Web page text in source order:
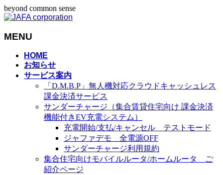
beyond common sense
MENU
HOME
お知らせ
サービス案内
「D.M.B.P」無人機対応クラウドキャッシュレス
課金決済サービス
サンダーチャージ（集合賃貸住宅向け 課金決済
機能付きEV充電システム）
充電開始/支払/キャンセル テストモード
ジャファデモ 全電源OFF
サンダーチャージ利用規約
集合住宅向けモバイルルータ/ホームルータ ご
紹介ページ